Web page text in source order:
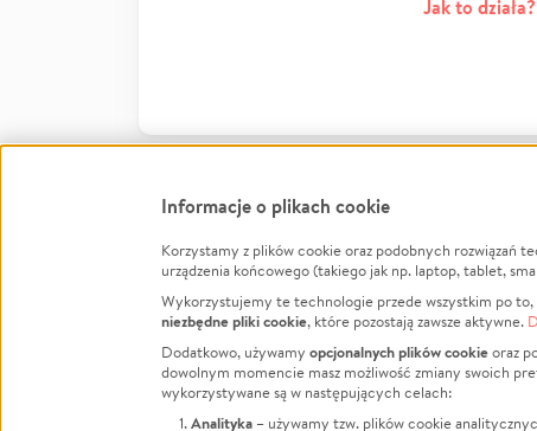
Jak to działa?
FacebookTwitter Instagram
LinkedInTikTok Youtube
Jak to
Informacje o plikach cookie
Korzystamy z plików cookie oraz podobnych rozwiązań
urządzenia końcowego (takiego jak np. laptop, tablet,
Wykorzystujemy te technologie przede wszystkim po to,
niezbędne pliki cookie, które pozostają zawsze aktywne.
Dodatkowo, używamy opcjonalnych plików cookieoraz
dowolnym momencie masz możliwość zmiany swoich
wykorzystywane są w następujących celach:
Analityka – używamy tzw. plików cookie